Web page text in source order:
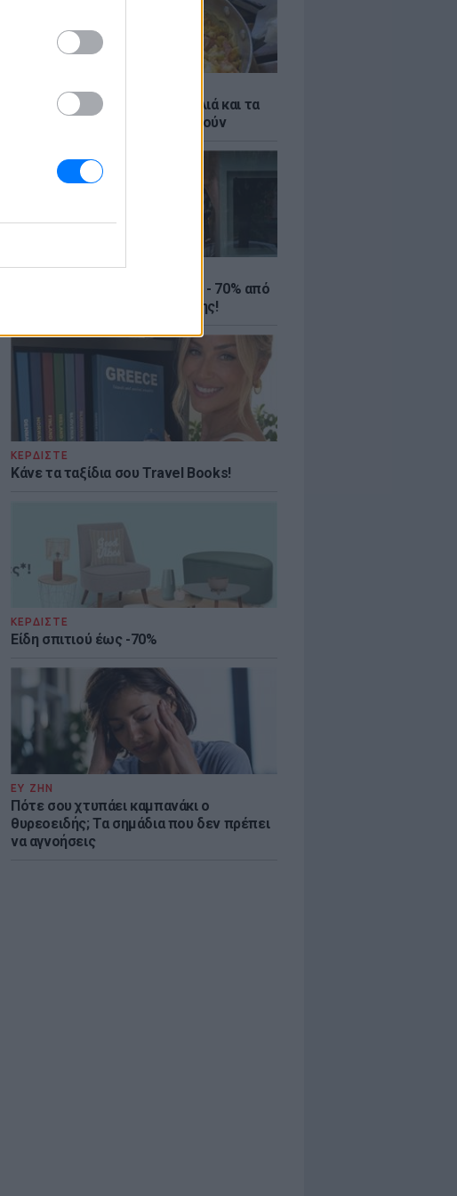
Ελληνικό γιαούρτι: Μία κουταλιά και τα
scrambled eggs θα απογειωθούν
ΚΕΡΔΙΣΤΕ
Καλοκαιρινές εκπτώσεις έως - 70% από
τα μεγαλύτερα eshops ένδυσης!
ΚΕΡΔΙΣΤΕ
Κάνε τα ταξίδια σου Travel Books!
ΚΕΡΔΙΣΤΕ
Είδη σπιτιού έως -70%
ΕΥ ΖΗΝ
Πότε σου χτυπάει καμπανάκι ο
θυρεοειδής; Τα σημάδια που δεν πρέπει
να αγνοήσεις